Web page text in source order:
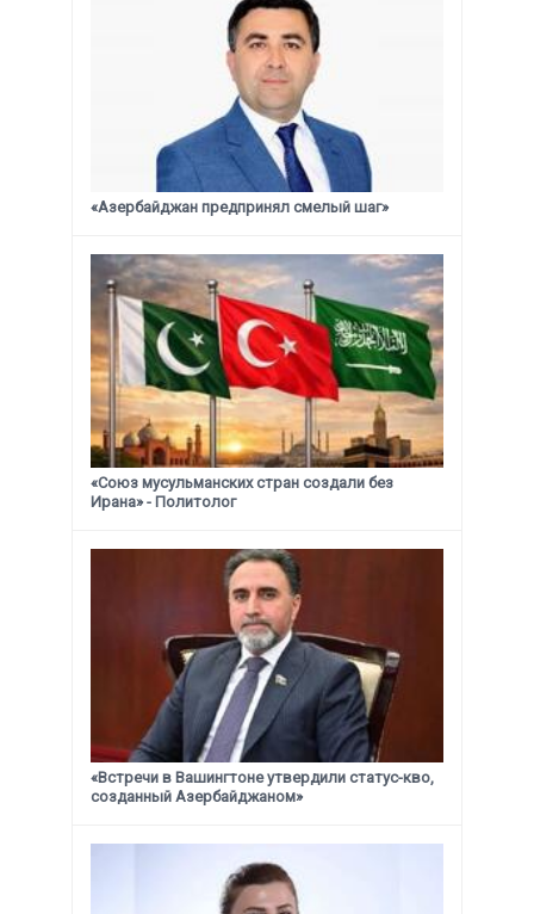
«Азербайджан предпринял смелый шаг»
«Союз мусульманских стран создали без
Ирана» - Политолог
«Встречи в Вашингтоне утвердили статус-кво,
созданный Азербайджаном»